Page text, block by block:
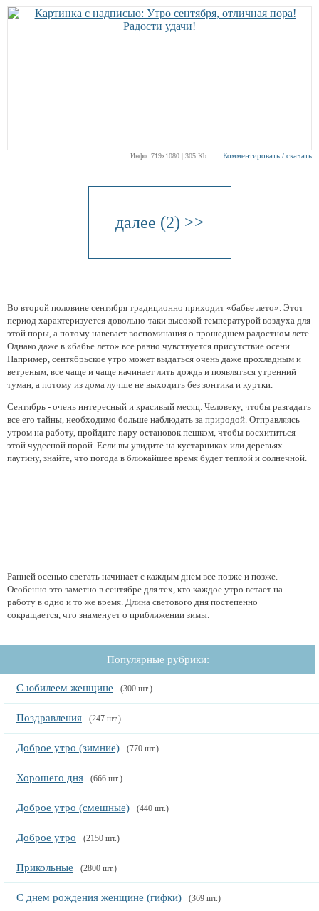
Инфо: 719х1080 | 305 Kb Комментировать / скачать
далее (2) >>
Во второй половине сентября традиционно приходит «бабье лето». Этот
период характеризуется довольно-таки высокой температурой воздуха для
этой поры, а потому навевает воспоминания о прошедшем радостном лете.
Однако даже в «бабье лето» все равно чувствуется присутствие осени.
Например, сентябрьское утро может выдаться очень даже прохладным и
ветреным, все чаще и чаще начинает лить дождь и появляться утренний
туман, а потому из дома лучше не выходить без зонтика и куртки.
Сентябрь - очень интересный и красивый месяц. Человеку, чтобы разгадать
все его тайны, необходимо больше наблюдать за природой. Отправляясь
утром на работу, пройдите пару остановок пешком, чтобы восхититься
этой чудесной порой. Если вы увидите на кустарниках или деревьях
паутину, знайте, что погода в ближайшее время будет теплой и солнечной.
Ранней осенью светать начинает с каждым днем все позже и позже.
Особенно это заметно в сентябре для тех, кто каждое утро встает на
работу в одно и то же время. Длина светового дня постепенно
сокращается, что знаменует о приближении зимы.
Популярные рубрики:
С юбилеем женщине (300 шт.)
Поздравления (247 шт.)
Доброе утро (зимние) (770 шт.)
Хорошего дня (666 шт.)
Доброе утро (смешные) (440 шт.)
Доброе утро (2150 шт.)
Прикольные (2800 шт.)
С днем рождения женщине (гифки) (369 шт.)